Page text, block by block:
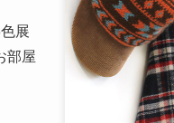
展
部屋